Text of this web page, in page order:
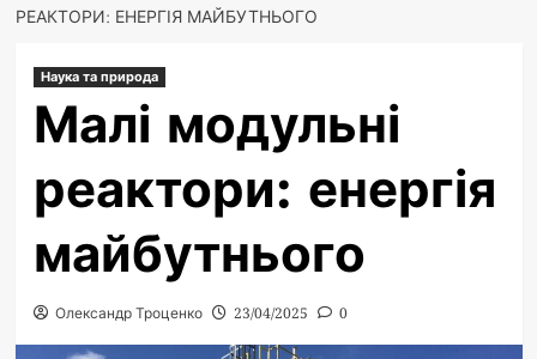
РЕАКТОРИ: ЕНЕРГІЯ МАЙБУТНЬОГО
Наука та природа
Малі модульні
реактори: енергія
майбутнього
Олександр Троценко 23/04/2025 0